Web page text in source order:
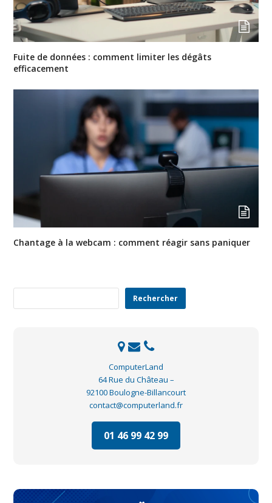
Fuite de données : comment limiter les dégâts
efficacement
Chantage à la webcam : comment réagir sans paniquer
Rechercher
ComputerLand
64 Rue du Château –
92100 Boulogne-Billancourt
contact@computerland.fr
01 46 99 42 99